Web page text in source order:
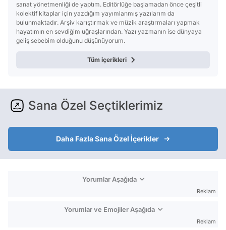
sanat yönetmenliği de yaptım. Editörlüğe başlamadan önce çeşitli
kolektif kitaplar için yazdığım yayımlanmış yazılarım da
bulunmaktadır. Arşiv karıştırmak ve müzik araştırmaları yapmak
hayatımın en sevdiğim uğraşlarından. Yazı yazmanın ise dünyaya
geliş sebebim olduğunu düşünüyorum.
Tüm içerikleri
Sana Özel Seçtiklerimiz
Daha Fazla Sana Özel İçerikler
Yorumlar Aşağıda
Reklam
Yorumlar ve Emojiler Aşağıda
Reklam